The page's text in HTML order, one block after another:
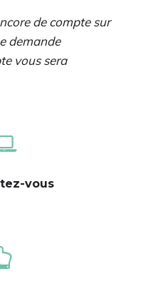
de compte sur
demande
vous sera
vous